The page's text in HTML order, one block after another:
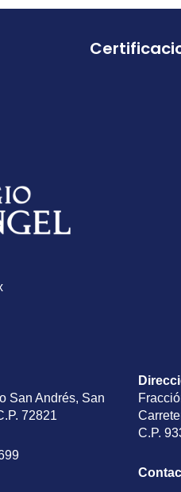
San Andrés, San
72821
C.P.